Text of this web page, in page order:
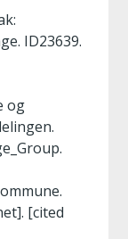
ID23639.
og
[cited